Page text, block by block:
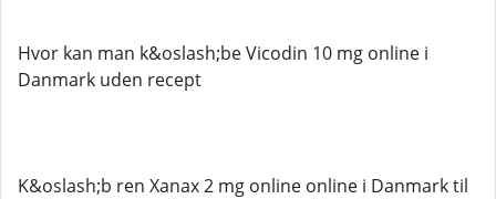
Hvor kan man k&oslash;be Vicodin 10 mg online i
Danmark uden recept
K&oslash;b ren Xanax 2 mg online online i Danmark til